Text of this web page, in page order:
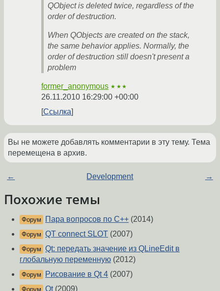
QObject is deleted twice, regardless of the
order of destruction.
When QObjects are created on the stack,
the same behavior applies. Normally, the
order of destruction still doesn't present a
problem
former_anonymous ★★★
26.11.2010 16:29:00 +00:00
Ссылка
Вы не можете добавлять комментарии в эту тему. Тема
перемещена в архив.
← Development →
Похожие темы
Форум Пара вопросов по C++ (2014)
Форум QT connect SLOT (2007)
Форум Qt: передать значение из QLineEdit в
глобальную переменную (2012)
Форум Рисование в Qt 4 (2007)
Форум Qt(2009)